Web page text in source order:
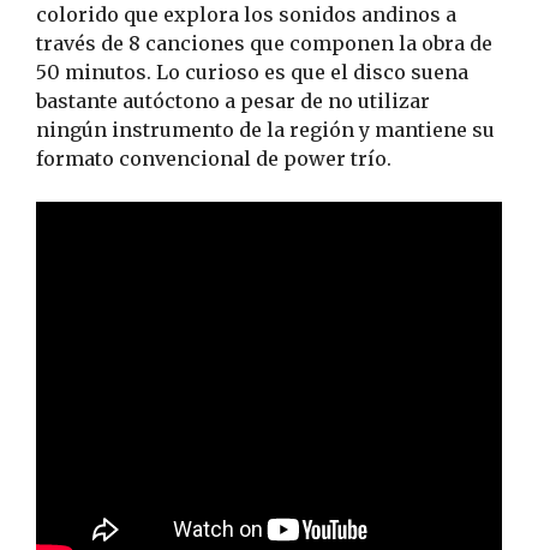
colorido que explora los sonidos andinos a
través de 8 canciones que componen la obra de
50 minutos. Lo curioso es que el disco suena
bastante autóctono a pesar de no utilizar
ningún instrumento de la región y mantiene su
formato convencional de power trío.